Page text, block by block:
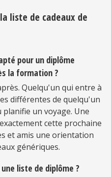
liste de cadeaux de
pour un diplôme
la formation ?
Quelqu'un qui entre à
différentes de quelqu'un
un voyage. Une
cette prochaine
et amis une orientation
génériques.
liste de diplôme ?